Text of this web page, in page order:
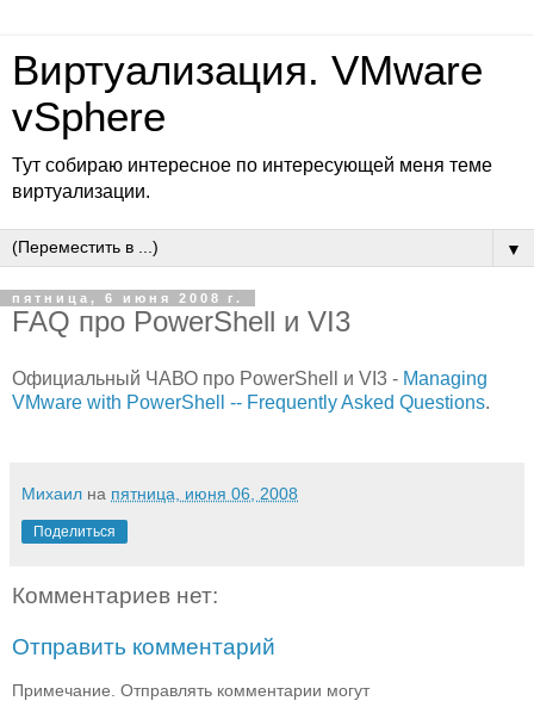
Виртуализация. VMware
vSphere
Тут собираю интересное по интересующей меня теме
виртуализации.
▼
пятница, 6 июня 2008 г.
FAQ про PowerShell и VI3
Официальный ЧАВО про PowerShell и VI3 - Managing
VMware with PowerShell -- Frequently Asked Questions.
Михаил на пятница, июня 06, 2008
Поделиться
Комментариев нет:
Отправить комментарий
Примечание. Отправлять комментарии могут